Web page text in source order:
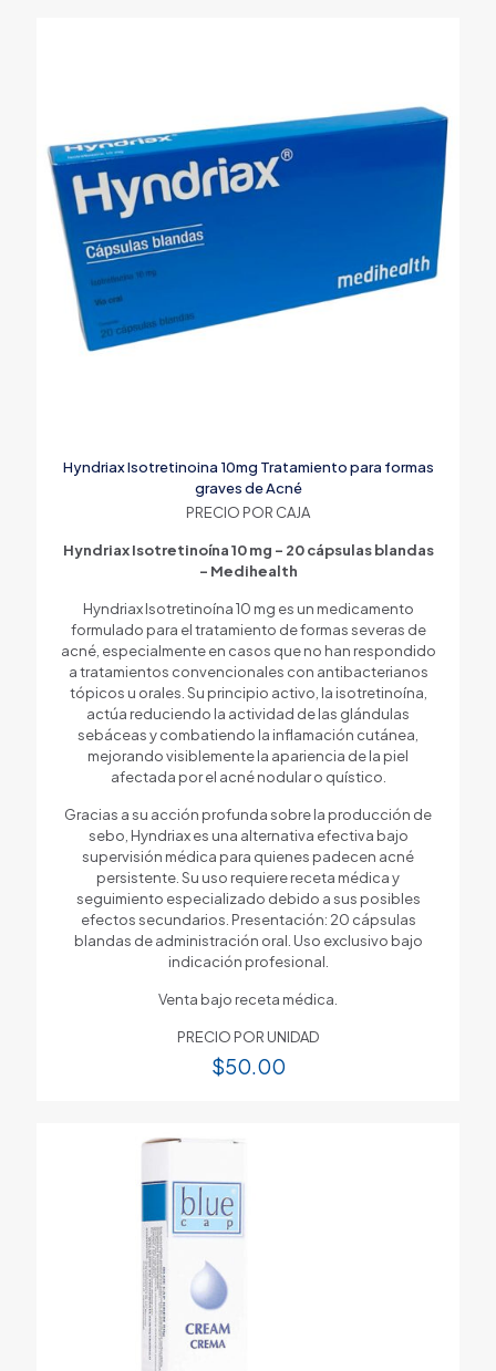
Hyndriax Isotretinoina 10mg Tratamiento para formas
graves de Acné
PRECIO POR CAJA
Hyndriax Isotretinoína 10 mg – 20 cápsulas blandas
– Medihealth
Hyndriax Isotretinoína 10 mg es un medicamento
formulado para el tratamiento de formas severas de
acné, especialmente en casos que no han respondido
a tratamientos convencionales con antibacterianos
tópicos u orales. Su principio activo, la isotretinoína,
actúa reduciendo la actividad de las glándulas
sebáceas y combatiendo la inflamación cutánea,
mejorando visiblemente la apariencia de la piel
afectada por el acné nodular o quístico.
Gracias a su acción profunda sobre la producción de
sebo, Hyndriax es una alternativa efectiva bajo
supervisión médica para quienes padecen acné
persistente. Su uso requiere receta médica y
seguimiento especializado debido a sus posibles
efectos secundarios. Presentación: 20 cápsulas
blandas de administración oral. Uso exclusivo bajo
indicación profesional.
Venta bajo receta médica.
PRECIO POR UNIDAD
$50.00